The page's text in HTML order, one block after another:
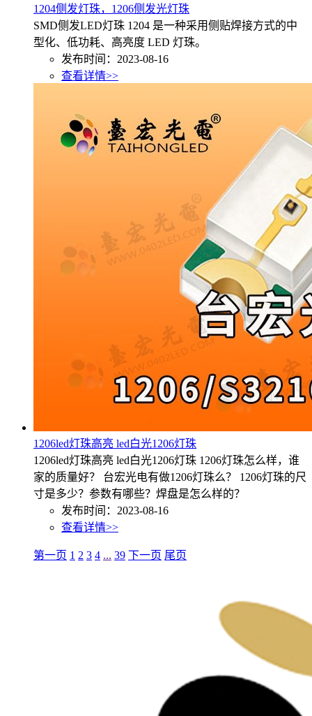
1204侧发灯珠，1206侧发光灯珠
SMD侧发LED灯珠 1204 是一种采用侧贴焊接方式的中
型化、低功耗、高亮度 LED 灯珠。
发布时间：2023-08-16
查看详情>>
1206led灯珠高亮 led白光1206灯珠
1206led灯珠高亮 led白光1206灯珠 1206灯珠怎么样，谁
家的质量好？ 台宏光电有做1206灯珠么？ 1206灯珠的尺
寸是多少？参数有哪些？焊盘是怎么样的？
发布时间：2023-08-16
查看详情>>
第一页 1 2 3 4 ... 39 下一页 尾页